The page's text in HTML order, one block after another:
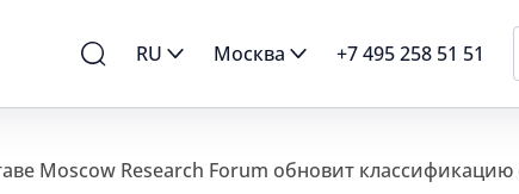
RU Москва +7 495 258 51 51